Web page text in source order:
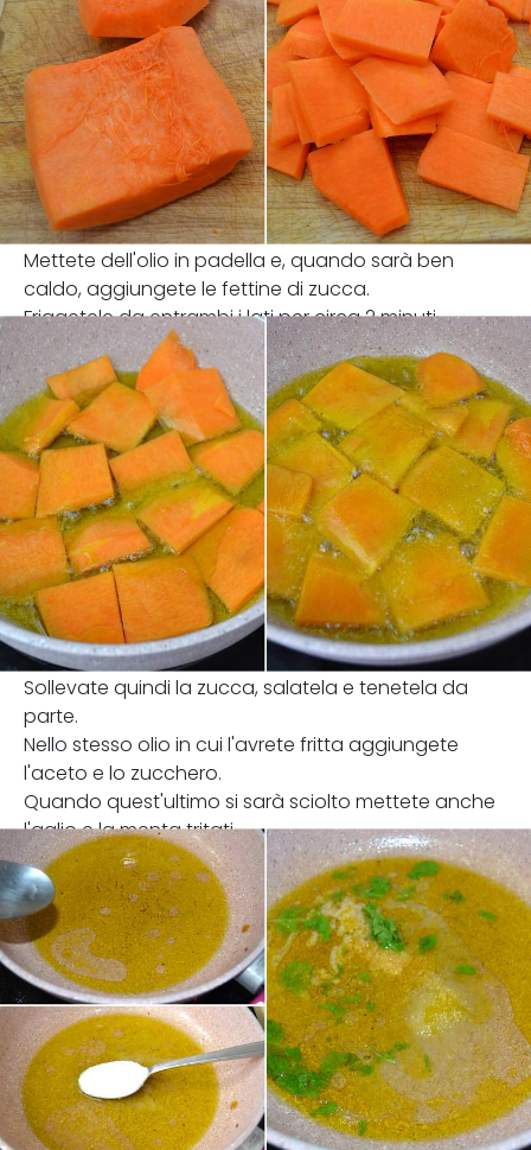
Mettete dell'olio in padella e, quando sarà ben
caldo, aggiungete le fettine di zucca.
Friggetele da entrambi i lati per circa 2 minuti.
Sollevate quindi la zucca, salatela e tenetela da
parte.
Nello stesso olio in cui l'avrete fritta aggiungete
l'aceto e lo zucchero.
Quando quest'ultimo si sarà sciolto mettete anche
l'aglio e la menta tritati.